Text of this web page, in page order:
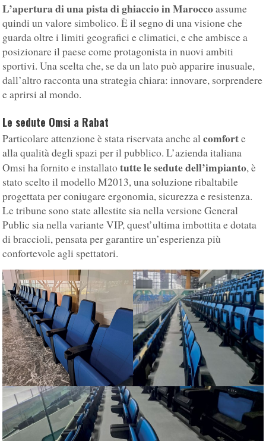
L’apertura di una pista di ghiaccio in Maroccoassume
quindi un valore simbolico. È il segno di una visione che
guarda oltre i limiti geografici e climatici, e che ambisce a
posizionare il paese come protagonista in nuovi ambiti
sportivi. Una scelta che, se da un lato può apparire inusuale,
dall’altro racconta una strategia chiara: innovare, sorprendere
e aprirsi al mondo.
Le sedute Omsi a Rabat
Particolare attenzione è stata riservata anche alcomforte
alla qualità degli spazi per il pubblico. L’azienda italiana
Omsi ha fornito e installatotutte le sedute dell’impianto, è
stato scelto il modello M2013, una soluzione ribaltabile
progettata per coniugare ergonomia, sicurezza e resistenza.
Le tribune sono state allestite sia nella versione General
Public sia nella variante VIP, quest’ultima imbottita e dotata
di braccioli, pensata per garantire un’esperienza più
confortevole agli spettatori.